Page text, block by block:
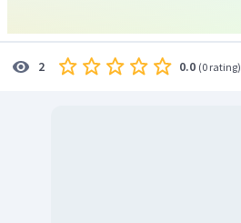
2 0.0 (0 rating)